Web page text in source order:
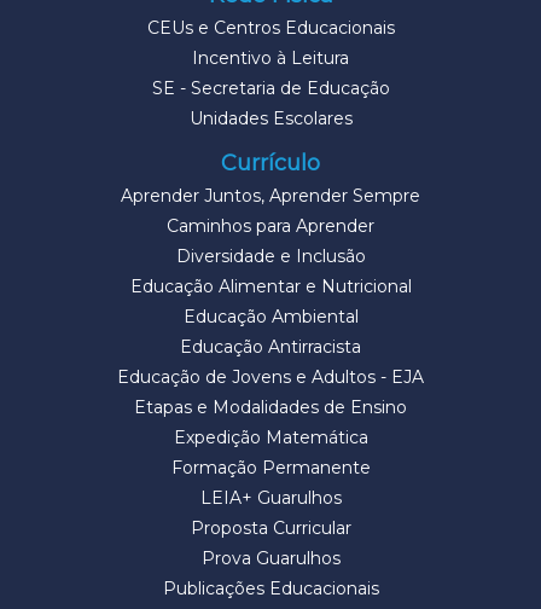
CEUs e Centros Educacionais
Incentivo à Leitura
SE - Secretaria de Educação
Unidades Escolares
Currículo
Aprender Juntos, Aprender Sempre
Caminhos para Aprender
Diversidade e Inclusão
Educação Alimentar e Nutricional
Educação Ambiental
Educação Antirracista
Educação de Jovens e Adultos - EJA
Etapas e Modalidades de Ensino
Expedição Matemática
Formação Permanente
LEIA+ Guarulhos
Proposta Curricular
Prova Guarulhos
Publicações Educacionais